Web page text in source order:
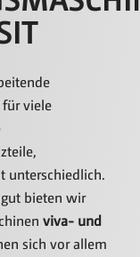
für viele
unterschiedlich.
bieten wir
viva- und
sich vor allem